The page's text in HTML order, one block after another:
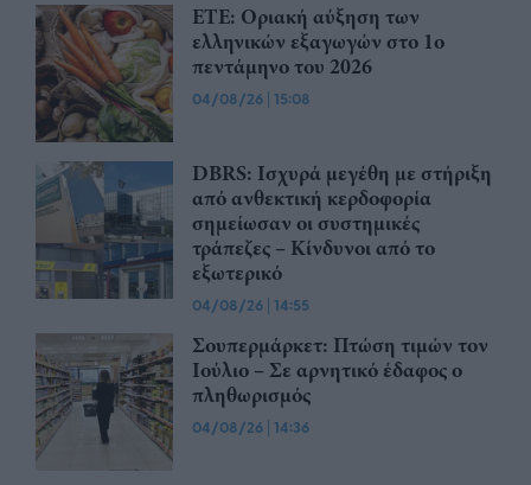
ΕΤΕ: Οριακή αύξηση των
ελληνικών εξαγωγών στο 1ο
πεντάμηνο του 2026
04/08/26 | 15:08
DBRS: Ισχυρά μεγέθη με στήριξη
από ανθεκτική κερδοφορία
σημείωσαν οι συστημικές
τράπεζες – Kίνδυνοι από το
εξωτερικό
04/08/26 | 14:55
Σουπερμάρκετ: Πτώση τιμών τον
Ιούλιο – Σε αρνητικό έδαφος ο
πληθωρισμός
04/08/26 | 14:36